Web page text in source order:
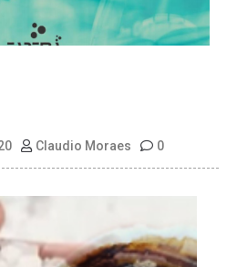
Claudio Moraes 0